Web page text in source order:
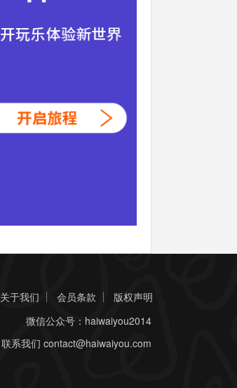
关于我们 会员条款
版权声明
微信公众号：haiwaiyou2014
联系我们 contact@haiwaiyou.com